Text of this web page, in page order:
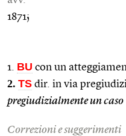
1871;
1. BU con un
2. TS dir. in via
pregiudizialmente un caso
Correzioni e suggerimenti